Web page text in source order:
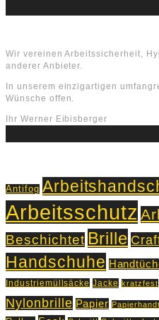
Wir vereinen Arbeitssicherheit,
anderer Anbieter.
In unserem einzigartigen
Wünsche offen.
Ihr Werner Eibisberger
Antifog
Arbeitsschutz
Beschichtet Brille
Handschuhe
Industriemüllsäcke Jacke kratzfest
Nylonbrille Papier